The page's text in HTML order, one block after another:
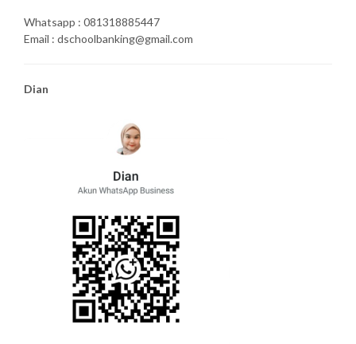
Whatsapp : 081318885447
Email : dschoolbanking@gmail.com
Dian